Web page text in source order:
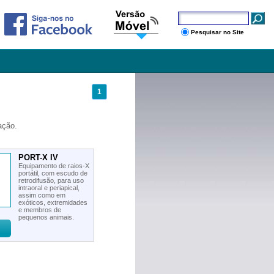
Pesquisar no Site
1
PORT-X IV
Equipamento de raios-X
portátil, com escudo de
retrodifusão, para uso
intraoral e periapical,
assim como em
exóticos, extremidades
e membros de
pequenos animais.